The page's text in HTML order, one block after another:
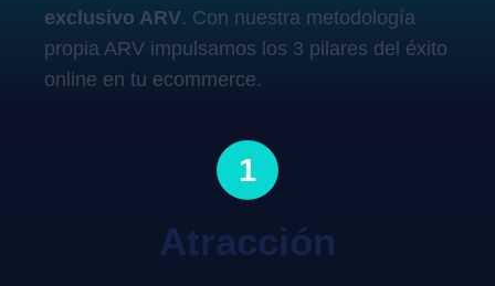
exclusivo ARV. Con nuestra metodología
propia ARV impulsamos los 3 pilares del éxito
online en tu ecommerce.
1
Atracción